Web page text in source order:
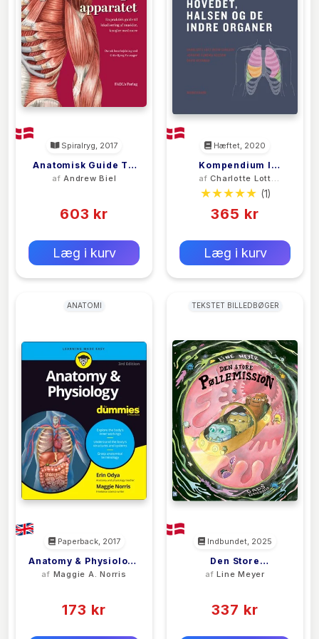
Spiralryg, 2017
Anatomisk Guide Til
Bevægeapparatet
af Andrew Biel
603 kr
Læg i kurv
Hæftet, 2020
Kompendium I
Makroskopisk
Anatomi - Hovedet,
Halsen Og De Indre
afCharlotte Lott
Dreiø Carlsen(1)
365 kr
Læg i kurv
ANATOMI
Paperback, 2017
Anatomy & Physiology
For Dummies, 3e
af Maggie A. Norris
173 kr
TEKSTET BILLEDBØGER
Indbundet, 2025
Den Store
Pøllemission
afLine Meyer
337 kr